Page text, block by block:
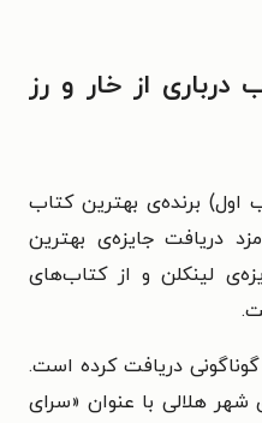
درباری از خار و رز
اول) برنده‌ی بهترین کتاب
دریافت جایزه‌ی بهترین
لینکلن و از کتاب‌های
گوناگونی دریافت کرده است.
شهر هلالی با عنوان «سرای